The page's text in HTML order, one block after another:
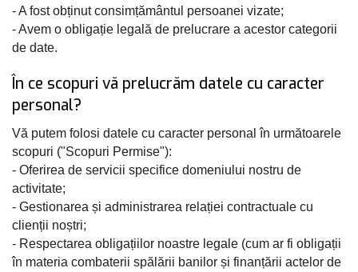
- A fost obținut consimțământul persoanei vizate;
- Avem o obligație legală de prelucrare a acestor categorii
de date.
În ce scopuri vă prelucrăm datele cu caracter
personal?
Vă putem folosi datele cu caracter personal în următoarele
scopuri ("Scopuri Permise"):
- Oferirea de servicii specifice domeniului nostru de
activitate;
- Gestionarea și administrarea relației contractuale cu
clienții noștri;
- Respectarea obligațiilor noastre legale (cum ar fi obligații
în materia combaterii spălării banilor și finanțării actelor de